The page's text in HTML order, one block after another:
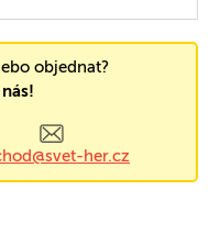
objednat?
her.cz